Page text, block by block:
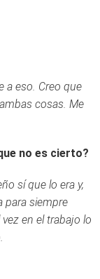
a eso. Creo que
cosas. Me
no es cierto?
sí que lo era y,
para siempre
en el trabajo lo